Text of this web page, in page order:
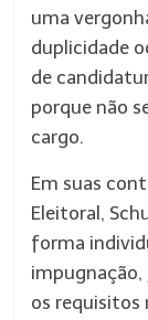
uma
duplicidade
de
porque não
cargo.
Em suas
Eleitoral,
forma
os requisitos